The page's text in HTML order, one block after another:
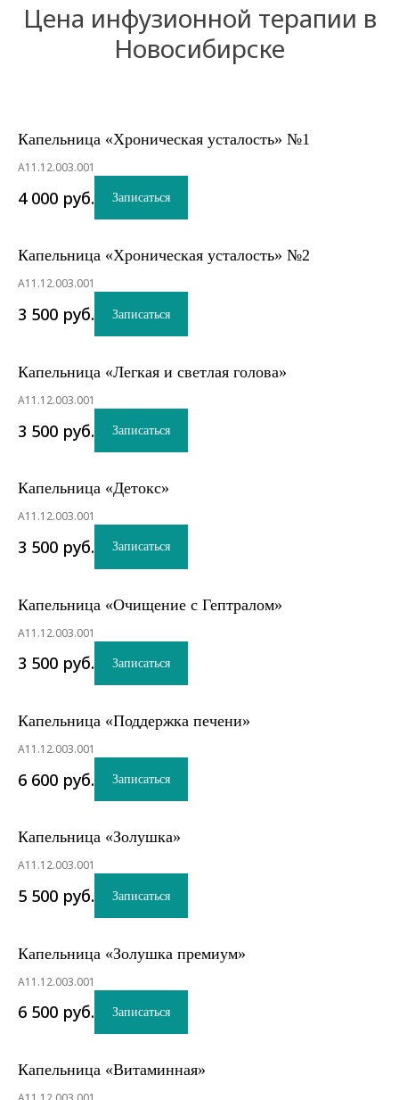
Цена инфузионной терапии в
Новосибирске
Капельница «Хроническая усталость» №1
A11.12.003.001
4 000 руб. Записаться
Капельница «Хроническая усталость» №2
A11.12.003.001
3 500 руб. Записаться
Капельница «Легкая и светлая голова»
A11.12.003.001
3 500 руб. Записаться
Капельница «Детокс»
A11.12.003.001
3 500 руб. Записаться
Капельница «Очищение с Гептралом»
A11.12.003.001
3 500 руб. Записаться
Капельница «Поддержка печени»
A11.12.003.001
6 600 руб. Записаться
Капельница «Золушка»
A11.12.003.001
5 500 руб. Записаться
Капельница «Золушка премиум»
A11.12.003.001
6 500 руб. Записаться
Капельница «Витаминная»